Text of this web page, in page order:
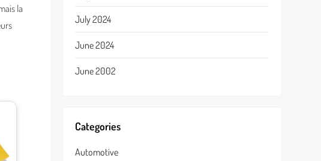
la
July 2024
June 2024
June 2002
Categories
Automotive